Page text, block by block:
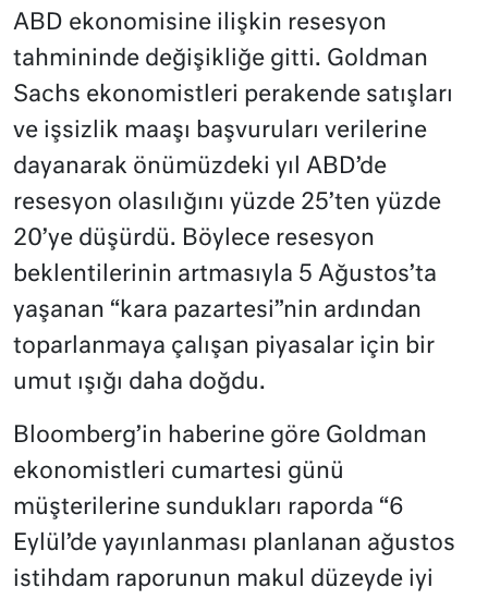
ABD ekonomisine ilişkin resesyon
tahmininde değişikliğe gitti. Goldman
Sachs ekonomistleri perakende satışları
ve işsizlik maaşı başvuruları verilerine
dayanarak önümüzdeki yıl ABD’de
resesyon olasılığını yüzde 25’ten yüzde
20’ye düşürdü. Böylece resesyon
beklentilerinin artmasıyla 5 Ağustos’ta
yaşanan “kara pazartesi”nin ardından
toparlanmaya çalışan piyasalar için bir
umut ışığı daha doğdu.
Bloomberg’in haberine göre Goldman
ekonomistleri cumartesi günü
müşterilerine sundukları raporda “6
Eylül’de yayınlanması planlanan ağustos
istihdam raporunun makul düzeyde iyi